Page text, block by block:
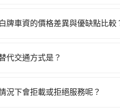
三人以下要乘車，也可參考
好像在開樂透一樣。另外，偶
李時，就顯得非常不便。
隔天也要原路返回，新竹縣北
、就醫回診、登山露營、學生
牌車資的價格差異與優缺點比較
。此外，司機還會提供各種旅
代交通方式是？
，或者考慮租車。如果您想要
況下會拒載或拒絕服務呢？